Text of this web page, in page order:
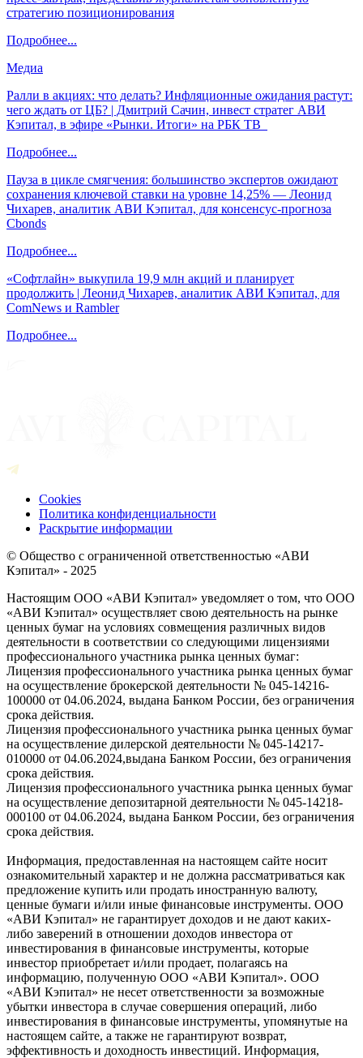
стратегию позиционирования
Подробнее...
Медиа
Ралли в акциях: что делать? Инфляционные ожидания растут:
чего ждать от ЦБ? | Дмитрий Сачин, инвест стратег АВИ
Кэпитал, в эфире «Рынки. Итоги» на РБК ТВ
Подробнее...
Пауза в цикле смягчения: большинство экспертов ожидают
сохранения ключевой ставки на уровне 14,25% — Леонид
Чихарев, аналитик АВИ Кэпитал, для консенсус-прогноза
Cbonds
Подробнее...
«Софтлайн» выкупила 19,9 млн акций и планирует
продолжить | Леонид Чихарев, аналитик АВИ Кэпитал, для
ComNews и Rambler
Подробнее...
Cookies
Политика конфиденциальности
Раскрытие информации
© Общество с ограниченной ответственностью «АВИ
Кэпитал» - 2025
Настоящим ООО «АВИ Кэпитал» уведомляет о том, что ООО
«АВИ Кэпитал» осуществляет свою деятельность на рынке
ценных бумаг на условиях совмещения различных видов
деятельности в соответствии со следующими лицензиями
профессионального участника рынка ценных бумаг:
Лицензия профессионального участника рынка ценных бумаг
на осуществление брокерской деятельности № 045-14216-
100000 от 04.06.2024, выдана Банком России, без ограничения
срока действия.
Лицензия профессионального участника рынка ценных бумаг
на осуществление дилерской деятельности № 045-14217-
010000 от 04.06.2024,выдана Банком России, без ограничения
срока действия.
Лицензия профессионального участника рынка ценных бумаг
на осуществление депозитарной деятельности № 045-14218-
000100 от 04.06.2024, выдана Банком России, без ограничения
срока действия.
Информация, предоставленная на настоящем сайте носит
ознакомительный характер и не должна рассматриваться как
предложение купить или продать иностранную валюту,
ценные бумаги и/или иные финансовые инструменты. ООО
«АВИ Кэпитал» не гарантирует доходов и не дают каких-
либо заверений в отношении доходов инвестора от
инвестирования в финансовые инструменты, которые
инвестор приобретает и/или продает, полагаясь на
информацию, полученную ООО «АВИ Кэпитал». ООО
«АВИ Кэпитал» не несет ответственности за возможные
убытки инвестора в случае совершения операций, либо
инвестирования в финансовые инструменты, упомянутые на
настоящем сайте, а также не гарантируют возврат,
эффективность и доходность инвестиций. Информация,